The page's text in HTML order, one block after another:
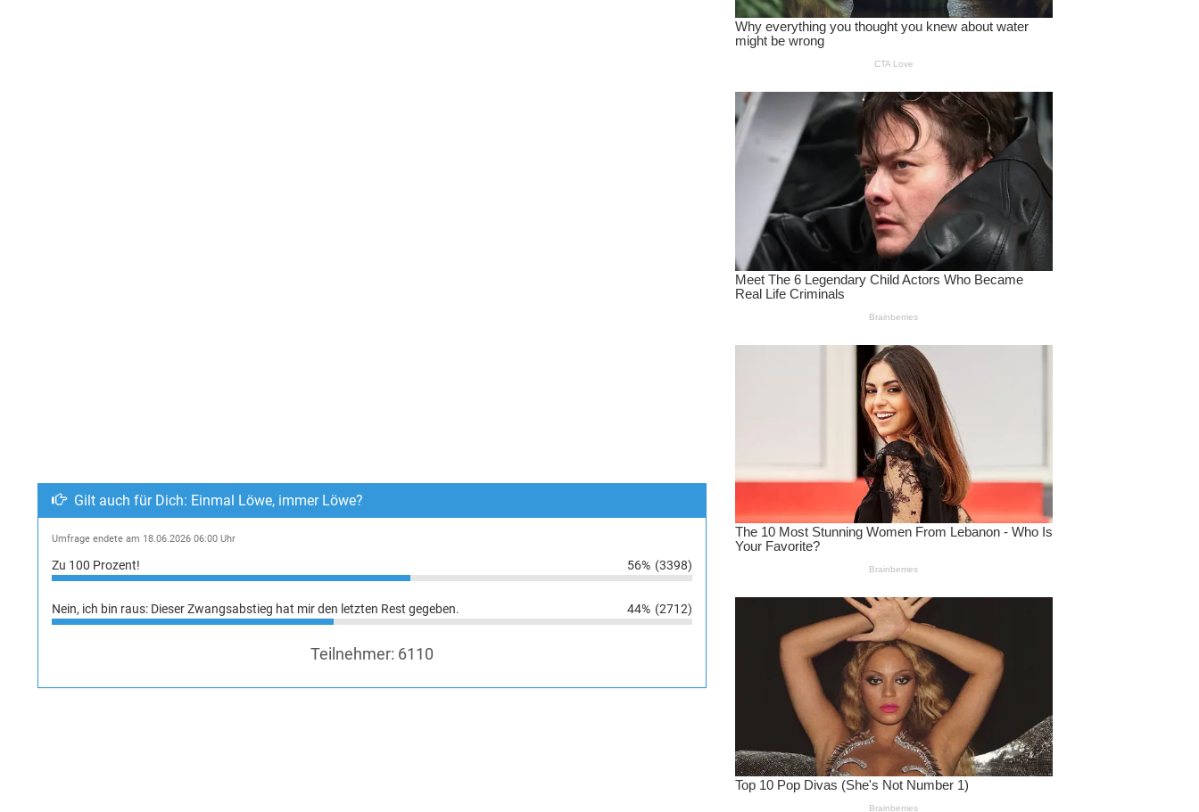
Gilt auch für Dich: Einmal Löwe, immer Löwe?
Umfrage endete am 18.06.2026 06:00 Uhr
Zu 100 Prozent! 56% (3398)
Nein, ich bin raus: Dieser Zwangsabstieg hat mir den letzten Rest gegeben. 44% (2712)
Teilnehmer: 6110